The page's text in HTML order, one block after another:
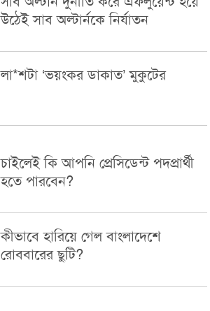
উঠেই সাব অল্টার্নকে নির্যাতন
লা*শটা ‘ভয়ংকর ডাকাত’ মুকুটের
চাইলেই কি আপনি প্রেসিডেন্ট পদপ্রার্থী
হতে পারবেন?
কীভাবে হারিয়ে গেল বাংলাদেশে
রোববারের ছুটি?